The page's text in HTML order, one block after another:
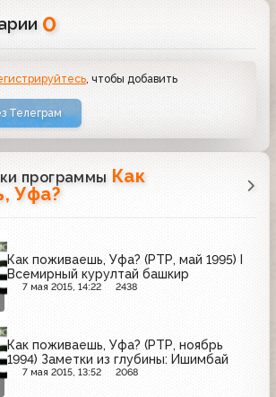
0
, чтобы добавить
Телеграм
программы Как
Уфа?
Как поживаешь, Уфа? (РТР, май 1995) I
Всемирный курултай башкир
7 мая 2015, 14:22 2438
Как поживаешь, Уфа? (РТР, ноябрь
1994) Заметки из глубины: Ишимбай
7 мая 2015, 13:52 2068